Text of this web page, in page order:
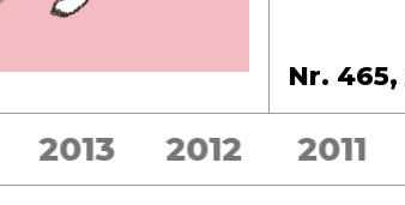
Nr. 465,
2013 2012 2011